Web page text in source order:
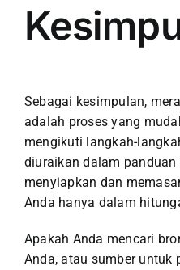
Sebagai kesimpulan,
adalah proses yang
mengikuti langkah-
diuraikan dalam panduan
menyiapkan dan
Anda hanya dalam
Apakah Anda mencari
Anda, atau sumber untuk